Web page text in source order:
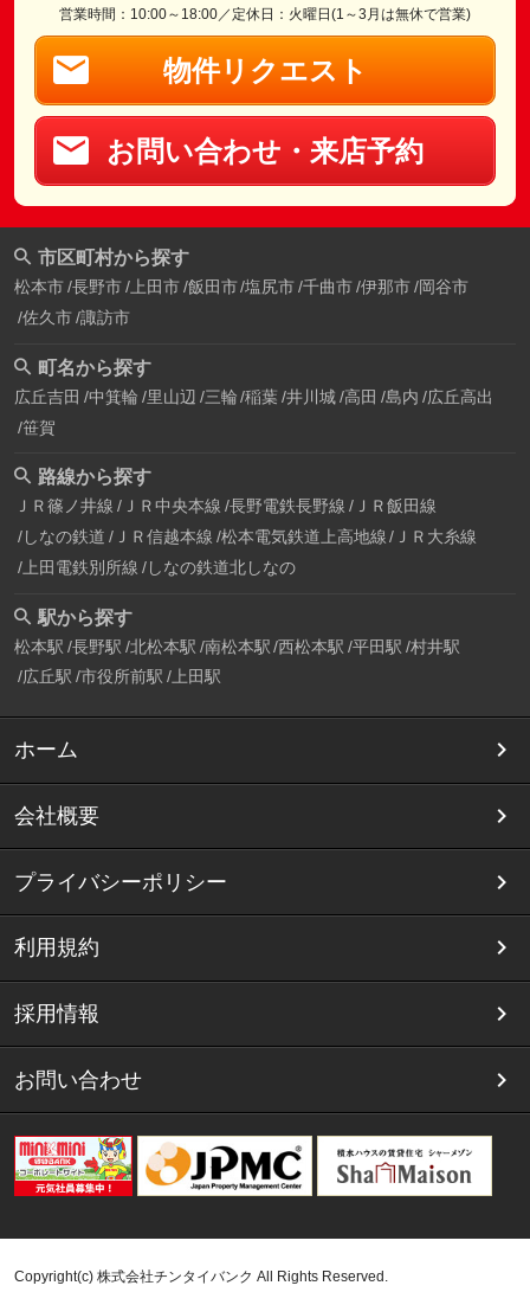
営業時間：10:00～18:00／定休日：火曜日(1～3月は無休で営業)
物件リクエスト
お問い合わせ・来店予約
市区町村から探す
松本市 長野市 上田市 飯田市 塩尻市 千曲市 伊那市 岡谷市
佐久市 諏訪市
町名から探す
広丘吉田 中箕輪 里山辺 三輪 稲葉 井川城 高田 島内 広丘高出
笹賀
路線から探す
ＪＲ篠ノ井線 ＪＲ中央本線 長野電鉄長野線 ＪＲ飯田線
しなの鉄道 ＪＲ信越本線 松本電気鉄道上高地線
ＪＲ大糸線
上田電鉄別所線 しなの鉄道北しなの
駅から探す
松本駅 長野駅 北松本駅 南松本駅 西松本駅 平田駅 村井駅
広丘駅 市役所前駅 上田駅
ホーム
会社概要
プライバシーポリシー
利用規約
採用情報
お問い合わせ
Copyright(c) 株式会社チンタイバンク All Rights Reserved.